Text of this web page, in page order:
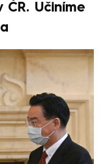
ČR. Učiníme